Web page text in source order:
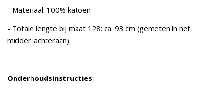
- Materiaal: 100% katoen
- Totale lengte bij maat 128: ca. 93 cm (gemeten in het
midden achteraan)
Onderhoudsinstructies: